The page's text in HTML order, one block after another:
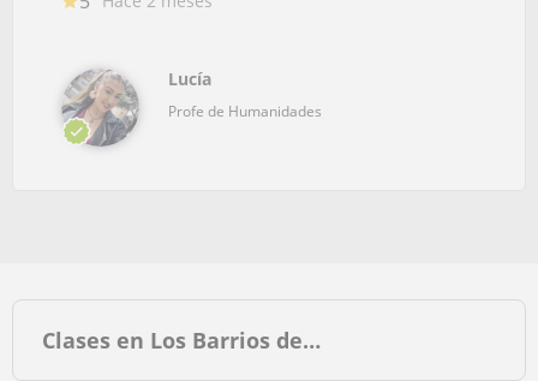
Lucía
Profe de Humanidades
Clases en Los Barrios de…